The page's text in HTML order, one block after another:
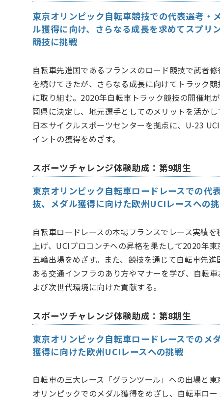
東京オリンピック自転車競技での代表選考・
ル獲得に向け、さらなる成長を求めてスプリ
競技に挑戦
自転車先進国であるフランスのロード競技で武者修
を続けてきたが、さらなる成長に向けてトラック競
に取り組む。2020年自転車トラック競技の開催地
岡県に決定し、地元選手としてのメリットを活かし
日本サイクルスポーツセンターを拠点に、U-23
イントの獲得をめざす。
スポーツチャレンジ体験助成：第9期生
東京オリンピック自転車ロードレースでの代
抜、メダル獲得に向けた欧州UCIレースへの
自転車ロードレースの本場フランスでレース実績を
上げ、UCIプロコンチへの昇格を果たして2020年東
五輪出場をめざす。また、競技を通じて自転車先進
ある交通インフラのあり方やマナーを学び、自転車
よび次世代環境に向けた貢献する。
スポーツチャレンジ体験助成：第8期生
東京オリンピック自転車ロードレースでのメ
獲得に向けた欧州UCIレースへの挑戦
自転車の三大レース「グランツール」への出場と東
オリンピックでのメダル獲得をめざし、自転車ロー